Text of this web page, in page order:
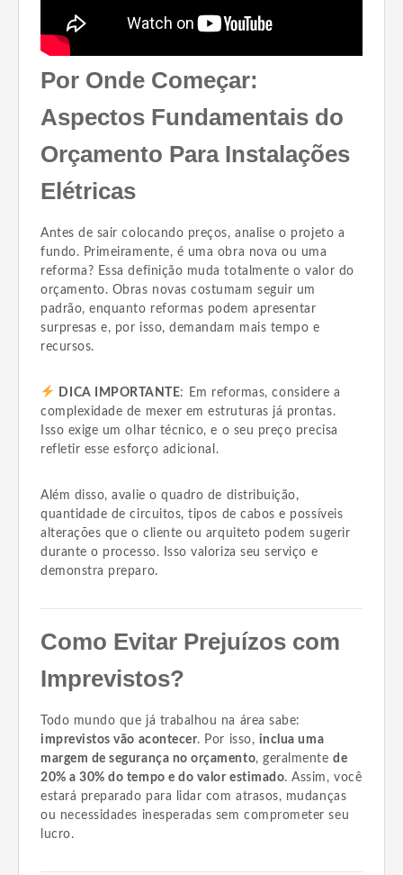
Por Onde Começar:
Aspectos Fundamentais do
Orçamento Para Instalações
Elétricas
Antes de sair colocando preços, analise o projeto a
fundo. Primeiramente, é uma obra nova ou uma
reforma? Essa definição muda totalmente o valor do
orçamento. Obras novas costumam seguir um
padrão, enquanto reformas podem apresentar
surpresas e, por isso, demandam mais tempo e
recursos.
DICA IMPORTANTE: Em reformas, considere a
complexidade de mexer em estruturas já prontas.
Isso exige um olhar técnico, e o seu preço precisa
refletir esse esforço adicional.
Além disso, avalie o quadro de distribuição,
quantidade de circuitos, tipos de cabos e possíveis
alterações que o cliente ou arquiteto podem sugerir
durante o processo. Isso valoriza seu serviço e
demonstra preparo.
Como Evitar Prejuízos com
Imprevistos?
Todo mundo que já trabalhou na área sabe:
imprevistos vão acontecer. Por isso, inclua uma
margem de segurança no orçamento, geralmentede
20% a 30% do tempo e do valor estimado. Assim, você
estará preparado para lidar com atrasos, mudanças
ou necessidades inesperadas sem comprometer seu
lucro.